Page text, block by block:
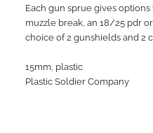
Each gun sprue gives
muzzle break, an 18/25 pdr
choice of 2 gunshields and 2
15mm, plastic
Plastic Soldier Company